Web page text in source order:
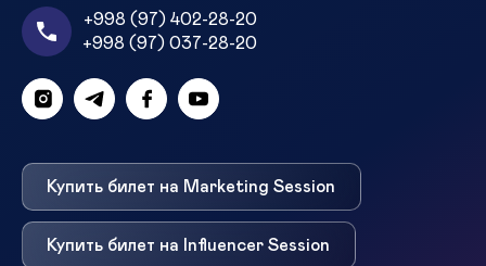
+998 (97) 402-28-20
+998 (97) 037-28-20
Купить билет на Marketing Session
Купить билет на Influencer Session